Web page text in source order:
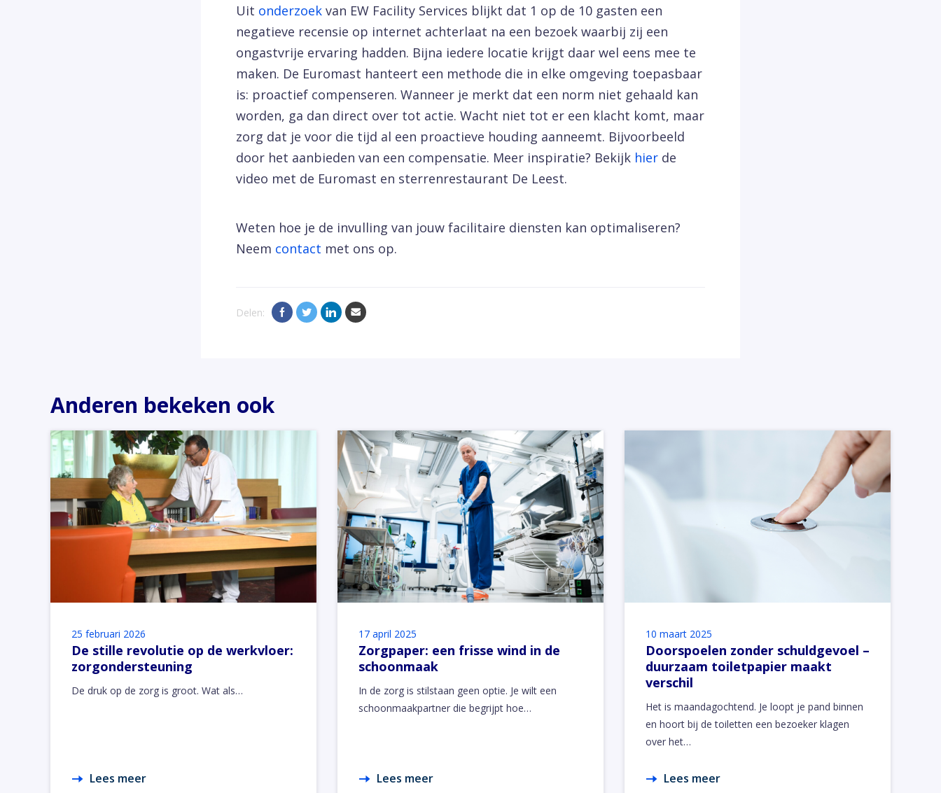
Uit onderzoek van EW Facility Services blijkt dat 1 op de 10 gasten een
negatieve recensie op internet achterlaat na een bezoek waarbij zij een
ongastvrije ervaring hadden. Bijna iedere locatie krijgt daar wel eens mee te
maken. De Euromast hanteert een methode die in elke omgeving toepasbaar
is: proactief compenseren. Wanneer je merkt dat een norm niet gehaald kan
worden, ga dan direct over tot actie. Wacht niet tot er een klacht komt, maar
zorg dat je voor die tijd al een proactieve houding aanneemt. Bijvoorbeeld
door het aanbieden van een compensatie. Meer inspiratie? Bekijk hier de
video met de Euromast en sterrenrestaurant De Leest.
Weten hoe je de invulling van jouw facilitaire diensten kan optimaliseren?
Neem contact met ons op.
Delen:
Anderen bekeken ook
25 februari 2026
De stille revolutie op de werkvloer:
zorgondersteuning
De druk op de zorg is groot. Wat als…
Lees meer
17 april 2025
Zorgpaper: een frisse wind in de
schoonmaak
In de zorg is stilstaan geen optie. Je wilt een
schoonmaakpartner die begrijpt hoe…
Lees meer
10 maart 2025
Doorspoelen zonder schuldgevoel –
duurzaam toiletpapier maakt
verschil
Het is maandagochtend. Je loopt je pand binnen
en hoort bij de toiletten een bezoeker klagen
over het…
Lees meer